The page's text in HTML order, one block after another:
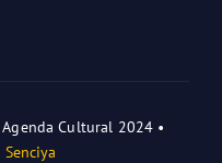
Cultural 2024 •
Senciya